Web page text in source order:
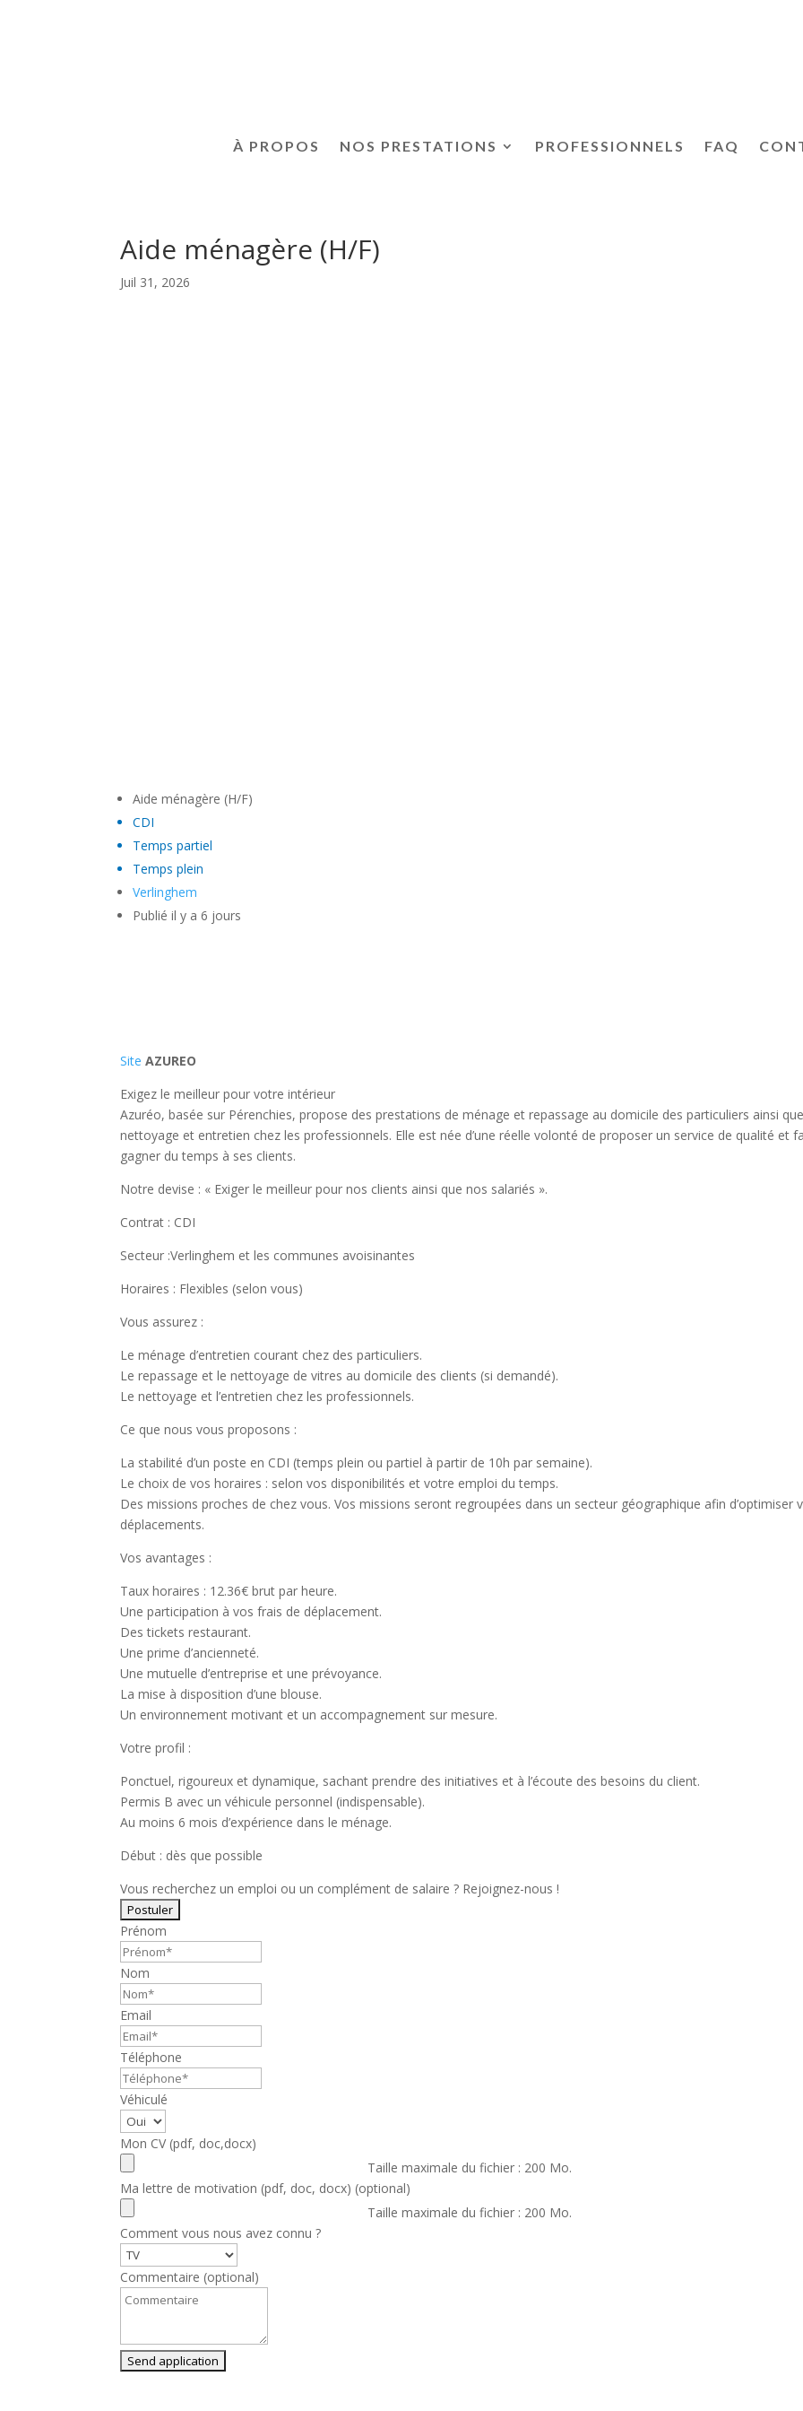
À PROPOS NOS PRESTATIONS PROFESSIONNELS FAQ
Aide ménagère (H/F)
Juil 31, 2026
Aide ménagère (H/F)
CDI
Temps partiel
Temps plein
Verlinghem
Publié il y a 6 jours
Site AZUREO
Exigez le meilleur pour votre intérieur
Azuréo, basée sur Pérenchies, propose des prestations de ménage et repassage au domicile des particuliers ainsi
nettoyage et entretien chez les professionnels. Elle est née d’une réelle volonté de proposer un service de qualité et
gagner du temps à ses clients.
Notre devise : « Exiger le meilleur pour nos clients ainsi que nos salariés ».
Contrat : CDI
Secteur :Verlinghem et les communes avoisinantes
Horaires : Flexibles (selon vous)
Vous assurez :
Le ménage d’entretien courant chez des particuliers.
Le repassage et le nettoyage de vitres au domicile des clients (si demandé).
Le nettoyage et l’entretien chez les professionnels.
Ce que nous vous proposons :
La stabilité d’un poste en CDI (temps plein ou partiel à partir de 10h par semaine).
Le choix de vos horaires : selon vos disponibilités et votre emploi du temps.
Des missions proches de chez vous. Vos missions seront regroupées dans un secteur géographique afin d’optimiser
déplacements.
Vos avantages :
Taux horaires : 12.36€ brut par heure.
Une participation à vos frais de déplacement.
Des tickets restaurant.
Une prime d’ancienneté.
Une mutuelle d’entreprise et une prévoyance.
La mise à disposition d’une blouse.
Un environnement motivant et un accompagnement sur mesure.
Votre profil :
Ponctuel, rigoureux et dynamique, sachant prendre des initiatives et à l’écoute des besoins du client.
Permis B avec un véhicule personnel (indispensable).
Au moins 6 mois d’expérience dans le ménage.
Début : dès que possible
Vous recherchez un emploi ou un complément de salaire ? Rejoignez-nous !
Prénom
Nom
Email
Téléphone
Véhiculé
Mon CV (pdf, doc,docx)
Taille maximale du fichier : 200 Mo.
Ma lettre de motivation (pdf, doc, docx) (optional)
Taille maximale du fichier : 200 Mo.
Comment vous nous avez connu ?
Commentaire (optional)